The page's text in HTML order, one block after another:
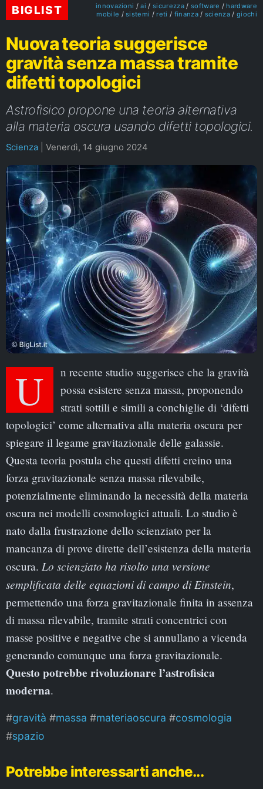
BIGLIST innovazioni ai sicurezza software
hardware
mobile
sistemi reti finanza scienza giochi
Nuova teoria suggerisce
gravità senza massa tramite
difetti topologici
Astrofisico propone una teoria alternativa
alla materia oscura usando difetti topologici.
Scienza Venerdì, 14 giugno 2024
Un recente studio suggerisce che la gravità
possa esistere senza massa, proponendo
strati sottili e simili a conchiglie di ‘difetti
topologici’ come alternativa alla materia oscura per
spiegare il legame gravitazionale delle galassie.
Questa teoria postula che questi difetti creino una
forza gravitazionale senza massa rilevabile,
potenzialmente eliminando la necessità della materia
oscura nei modelli cosmologici attuali. Lo studio è
nato dalla frustrazione dello scienziato per la
mancanza di prove dirette dell’esistenza della materia
oscura. Lo scienziato ha risolto una versione
semplificata delle equazioni di campo di Einstein,
permettendo una forza gravitazionale finita in assenza
di massa rilevabile, tramite strati concentrici con
masse positive e negative che si annullano a vicenda
generando comunque una forza gravitazionale.
Questo potrebbe rivoluzionare l’astrofisica
moderna.
gravità massa materiaoscura
cosmologia
spazio
Potrebbe interessarti anche...